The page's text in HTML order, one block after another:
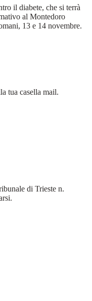
il diabete, che si terrà
al Montedoro
13 e 14 novembre.
tua casella mail.
di Trieste n.